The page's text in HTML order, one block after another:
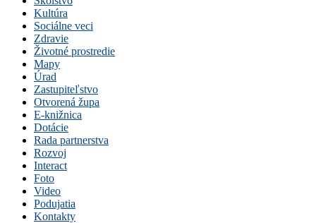
Kultúra
Sociálne veci
Zdravie
Životné prostredie
Mapy
Úrad
Zastupiteľstvo
Otvorená župa
E-knižnica
Dotácie
Rada partnerstva
Rozvoj
Interact
Foto
Video
Podujatia
Kontakty